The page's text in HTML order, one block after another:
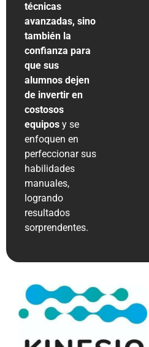
técnicas
avanzadas, sino
también la
confianza para
que sus
alumnos dejen
de invertir en
costosos
equipos y se
enfoquen en
perfeccionar sus
habilidades
manuales,
logrando
resultados
sorprendentes​​.